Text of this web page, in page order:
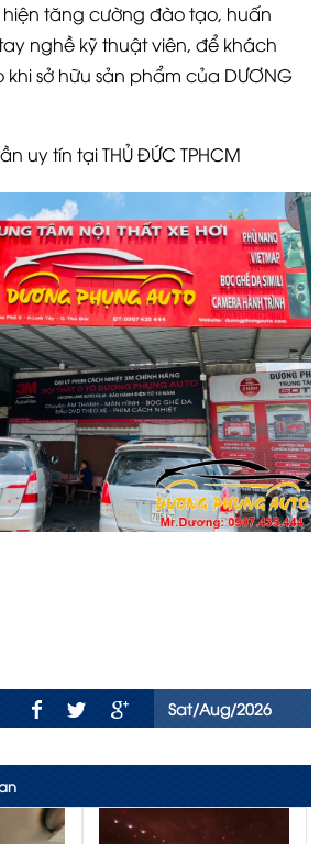
hiện tăng cường đào tạo, huấn
nghề kỹ thuật viên, để khách
sở hữu sản phẩm của DƯƠNG
uy tín tại THỦ ĐỨC TPHCM
Sat/Aug/2026